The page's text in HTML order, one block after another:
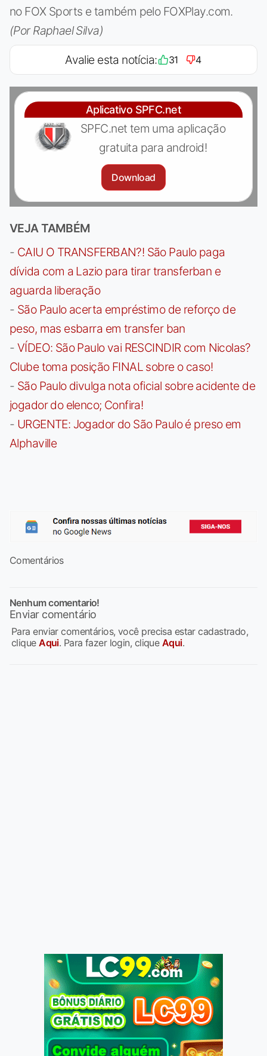
no FOX Sports e também pelo FOXPlay.com.
(Por Raphael Silva)
Avalie esta notícia: 31 4
Aplicativo SPFC.net
SPFC.net tem uma aplicação
gratuita para android!
Download
VEJA TAMBÉM
- CAIU O TRANSFERBAN?! São Paulo paga
dívida com a Lazio para tirar transferban e
aguarda liberação
- São Paulo acerta empréstimo de reforço de
peso, mas esbarra em transfer ban
- VÍDEO: São Paulo vai RESCINDIR com Nicolas?
Clube toma posição FINAL sobre o caso!
- São Paulo divulga nota oficial sobre acidente de
jogador do elenco; Confira!
- URGENTE: Jogador do São Paulo é preso em
Alphaville
Comentários
Nenhum comentario!
Enviar comentário
Para enviar comentários, você precisa estar cadastrado,
cliqueAqui. Para fazer login, clique Aqui.